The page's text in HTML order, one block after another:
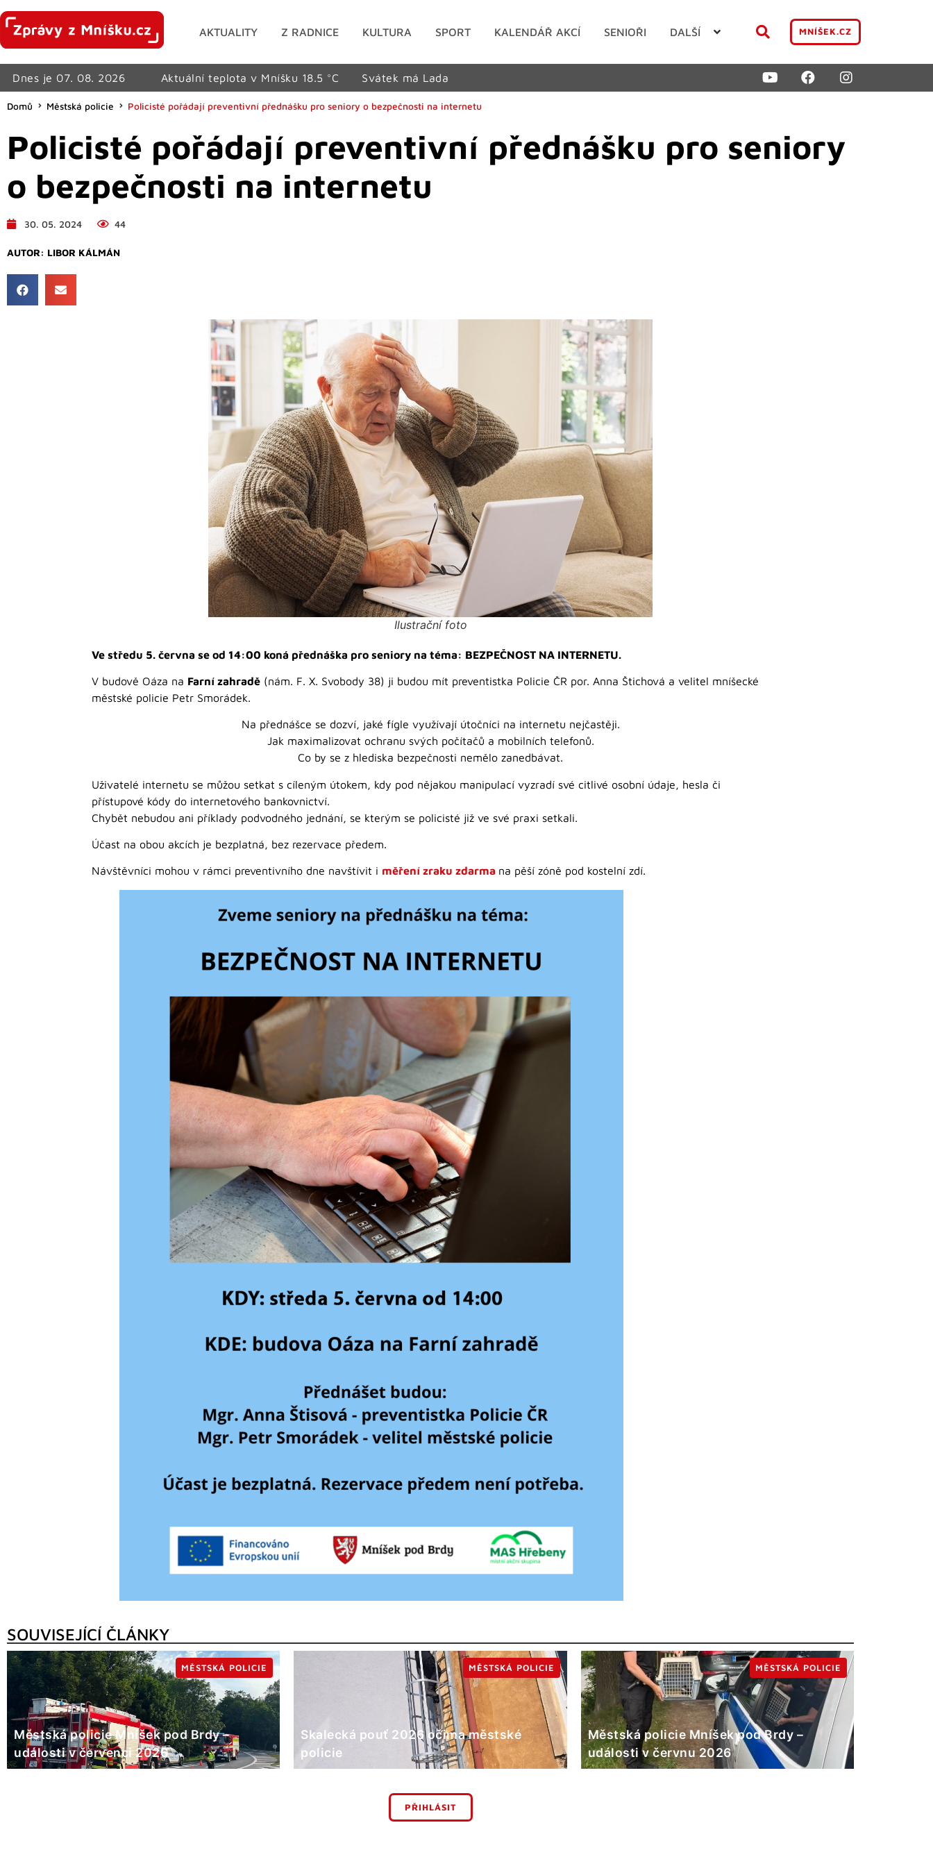
AKTUALITY Z RADNICE KULTURA SPORT KALENDÁŘ AKCÍ SENIOŘI DALŠÍ MNÍŠEK.CZ
Dnes je 07. 08. 2026 Aktuální teplota v Mníšku 18.5 °C Svátek má Lada
Domů Městská policie Policisté pořádají preventivní přednášku pro seniory o bezpečnosti na internetu
Policisté pořádají preventivní přednášku pro seniory
o bezpečnosti na internetu
30. 05. 2024 44
AUTOR: LIBOR KÁLMÁN
Ilustrační foto
Ve středu 5. června se od 14:00 koná přednáška pro seniory na téma: BEZPEČNOST NA INTERNETU.
V budově Oáza na Farní zahradě (nám. F. X. Svobody 38) ji budou mít preventistka Policie ČR por. Anna Štichová a velitel mníšecké
městské policie Petr Smorádek.
Na přednášce se dozví, jaké fígle využívají útočníci na internetu nejčastěji.
Jak maximalizovat ochranu svých počítačů a mobilních telefonů.
Co by se z hlediska bezpečnosti nemělo zanedbávat.
Uživatelé internetu se můžou setkat s cíleným útokem, kdy pod nějakou manipulací vyzradí své citlivé osobní údaje, hesla či
přístupové kódy do internetového bankovnictví.
Chybět nebudou ani příklady podvodného jednání, se kterým se policisté již ve své praxi setkali.
Účast na obou akcích je bezplatná, bez rezervace předem.
Návštěvníci mohou v rámci preventivního dne navštívit i měření zraku zdarma na pěší zóně pod kostelní zdí.
SOUVISEJÍCÍ ČLÁNKY
Městská policie Mníšek pod Brdy –
události v červenci 2026
MĚSTSKÁ POLICIE
Skalecká pouť 2026 očima městské
policie
MĚSTSKÁ POLICIE
Městská policie Mníšek pod Brdy –
události v červnu 2026
MĚSTSKÁ POLICIE
PŘIHLÁSIT